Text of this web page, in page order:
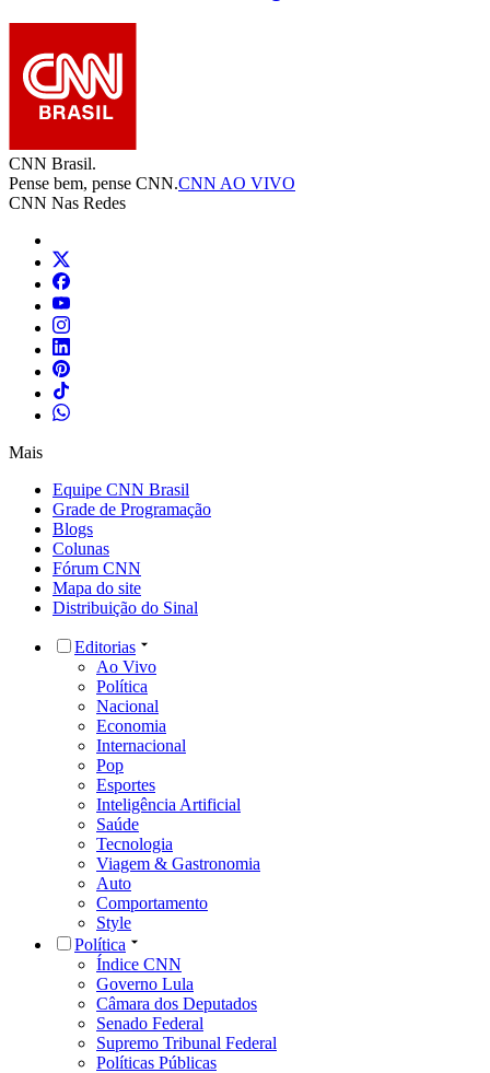
CNN Brasil.
Pense bem, pense CNN.CNN AO VIVO
CNN Nas Redes
Mais
Equipe CNN Brasil
Grade de Programação
Blogs
Colunas
Fórum CNN
Mapa do site
Distribuição do Sinal
Editorias
Ao Vivo
Política
Nacional
Economia
Internacional
Pop
Esportes
Inteligência Artificial
Saúde
Tecnologia
Viagem & Gastronomia
Auto
Comportamento
Style
Política
Índice CNN
Governo Lula
Câmara dos Deputados
Senado Federal
Supremo Tribunal Federal
Políticas Públicas